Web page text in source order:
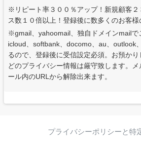
※リピート率３００％アップ！新規顧客２
ス数１０倍以上！登録後に数多くのお客様
※gmail、yahoomail、独自ドメインmailで
icloud、softbank、docomo、au、outlook
るので、登録後に受信設定必須。お預か
どのプライバシー情報は厳守致します。
ール内のURLから解除出来ます。
プライバシーポリシーと特